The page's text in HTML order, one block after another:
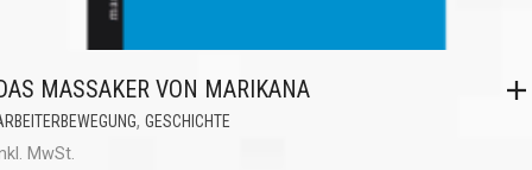
MASSAKER VON MARIKANA
, GESCHICHTE
MwSt.